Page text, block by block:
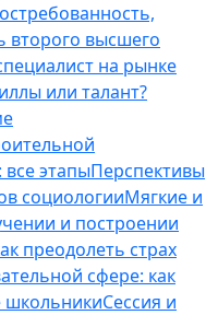
второго высшего
на рынке
или талант?
этапыПерспективы
социологииМягкие и
и построении
преодолеть страх
сфере: как
школьникиСессия и